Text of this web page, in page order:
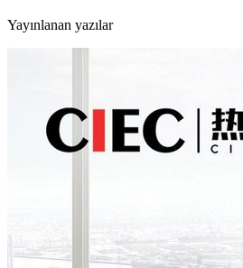
Yayınlanan yazılar